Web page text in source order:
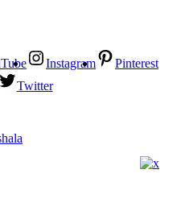
Instagram
Pinterest
Twitter